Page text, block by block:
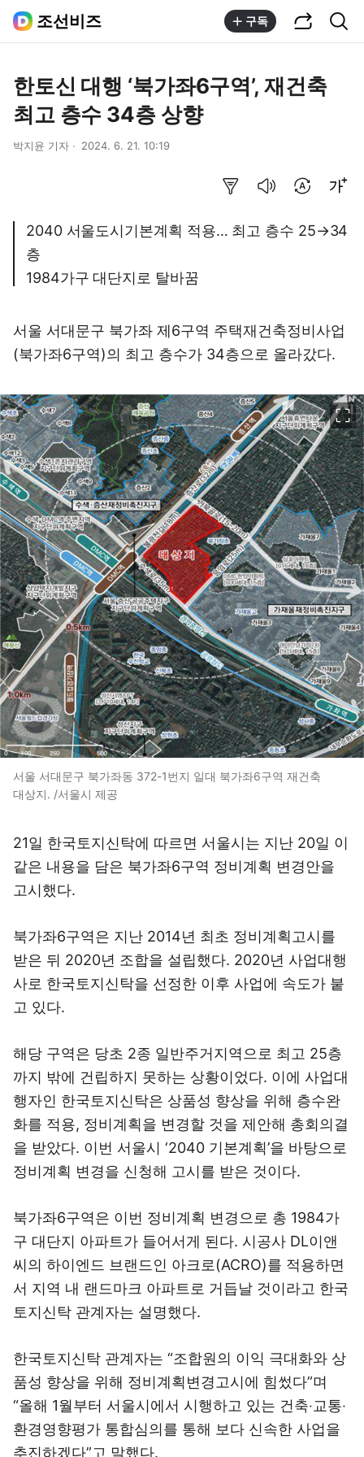
조선비즈 구독
한토신 대행 ‘북가좌6구역’, 재건축
최고 층수 34층 상향
박지윤 기자 2024. 6. 21. 10:19
2040 서울도시기본계획 적용… 최고 층수 25→34
층
1984가구 대단지로 탈바꿈
서울 서대문구 북가좌 제6구역 주택재건축정비사업
(북가좌6구역)의 최고 층수가 34층으로 올라갔다.
서울 서대문구 북가좌동 372-1번지 일대 북가좌6구역 재건축
대상지. /서울시 제공
21일 한국토지신탁에 따르면 서울시는 지난 20일 이
같은 내용을 담은 북가좌6구역 정비계획 변경안을
고시했다.
북가좌6구역은 지난 2014년 최초 정비계획고시를
받은 뒤 2020년 조합을 설립했다. 2020년 사업대행
사로 한국토지신탁을 선정한 이후 사업에 속도가 붙
고 있다.
해당 구역은 당초 2종 일반주거지역으로 최고 25층
까지 밖에 건립하지 못하는 상황이었다. 이에 사업대
행자인 한국토지신탁은 상품성 향상을 위해 층수완
화를 적용, 정비계획을 변경할 것을 제안해 총회의결
을 받았다. 이번 서울시 ‘2040 기본계획’을 바탕으로
정비계획 변경을 신청해 고시를 받은 것이다.
북가좌6구역은 이번 정비계획 변경으로 총 1984가
구 대단지 아파트가 들어서게 된다. 시공사 DL이앤
씨의 하이엔드 브랜드인 아크로(ACRO)를 적용하면
서 지역 내 랜드마크 아파트로 거듭날 것이라고 한국
토지신탁 관계자는 설명했다.
한국토지신탁 관계자는 “조합원의 이익 극대화와 상
품성 향상을 위해 정비계획변경고시에 힘썼다”며
“올해 1월부터 서울시에서 시행하고 있는 건축‧교통‧
환경영향평가 통합심의를 통해 보다 신속한 사업을
추진하겠다”고 말했다.